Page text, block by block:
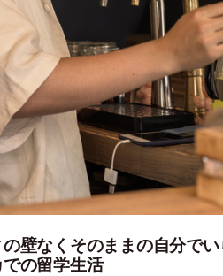
壁なくそのままの自分でい
での留学生活